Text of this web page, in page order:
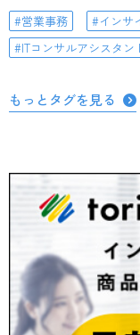
営業事務 インサ
ITコンサルアシスタン
もっとタグを見る